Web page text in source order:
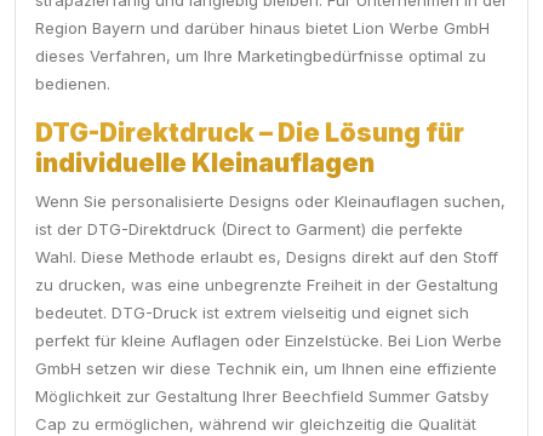
Region Bayern und darüber hinaus bietet Lion Werbe GmbH
dieses Verfahren, um Ihre Marketingbedürfnisse optimal zu
bedienen.
DTG-Direktdruck – Die Lösung für
individuelle Kleinauflagen
Wenn Sie personalisierte Designs oder Kleinauflagen suchen,
ist der DTG-Direktdruck (Direct to Garment) die perfekte
Wahl. Diese Methode erlaubt es, Designs direkt auf den Stoff
zu drucken, was eine unbegrenzte Freiheit in der Gestaltung
bedeutet. DTG-Druck ist extrem vielseitig und eignet sich
perfekt für kleine Auflagen oder Einzelstücke. Bei Lion Werbe
GmbH setzen wir diese Technik ein, um Ihnen eine effiziente
Möglichkeit zur Gestaltung Ihrer Beechfield Summer Gatsby
Cap zu ermöglichen, während wir gleichzeitig die Qualität